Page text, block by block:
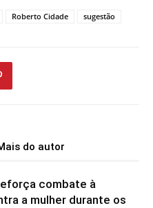
Roberto Cidade sugestão
do autor
combate à
a mulher durante os